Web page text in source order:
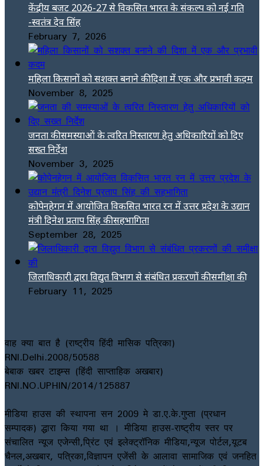
केंद्रीय बजट 2026-27 से विकसित भारत के संकल्प को नई गति
-स्वतंत्र देव सिंह
February 7, 2026
महिला किसानों को सशक्त बनाने की दिशा में एक और प्रभावी कदम
November 8, 2025
जनता की समस्याओं के त्वरित निस्तारण हेतु अधिकारियों को दिए
सख्त निर्देश
November 3, 2025
कोपेनहेगन में आयोजित विकसित भारत रन में उत्तर प्रदेश के उद्यान
मंत्री दिनेश प्रताप सिंह की सहभागिता
September 28, 2025
जिलाधिकारी द्वारा विद्युत विभाग से संबंधित प्रकरणों की समीक्षा की
February 11, 2025
वाह क्या बात है (राष्ट्रीय हिंदी मासिक पत्रिका)
RNI.Delhi.2008/50588
बेबाक खबर टाइम्स (हिंदी साप्ताहिक अखबार)
RNI.NO.UPHIN/2014/125887
मीडिया हाउस की स्थापना सन 2009 मे डा.ए.के.गुप्ता (प्रधान
सम्पादक) द्धारा किया गया था । मीडिया हाउस-राष्ट्रीय स्तर पर
संचालित न्यूज एजेन्सी,प्रिंट एवं इलेक्ट्रॉनिक मीडिया,न्यूज पोर्टल,यूटब
चैनल,अखबार, पत्रिका,विज्ञापन एजेंसी के आलावा सामाजिक एवं जनहित